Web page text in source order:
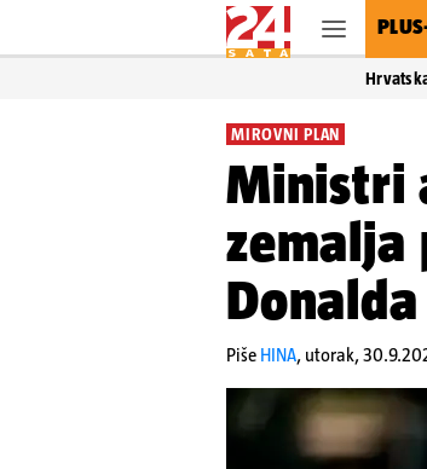
MIROVNI PLAN
Ministri
zemalja
Piše HINA, utorak,